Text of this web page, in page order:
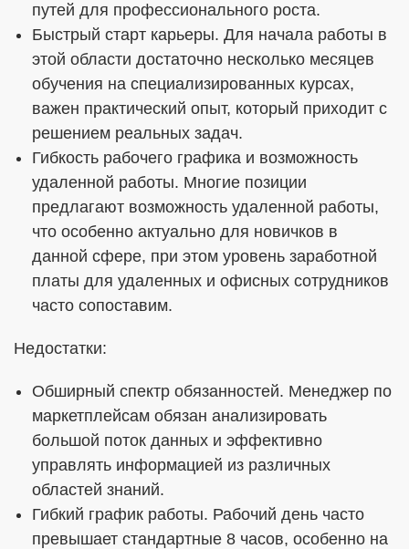
путей для профессионального роста.
Быстрый старт карьеры. Для начала работы в
этой области достаточно несколько месяцев
обучения на специализированных курсах,
важен практический опыт, который приходит с
решением реальных задач.
Гибкость рабочего графика и возможность
удаленной работы. Многие позиции
предлагают возможность удаленной работы,
что особенно актуально для новичков в
данной сфере, при этом уровень заработной
платы для удаленных и офисных сотрудников
часто сопоставим.
Недостатки:
Обширный спектр обязанностей. Менеджер по
маркетплейсам обязан анализировать
большой поток данных и эффективно
управлять информацией из различных
областей знаний.
Гибкий график работы. Рабочий день часто
превышает стандартные 8 часов, особенно на